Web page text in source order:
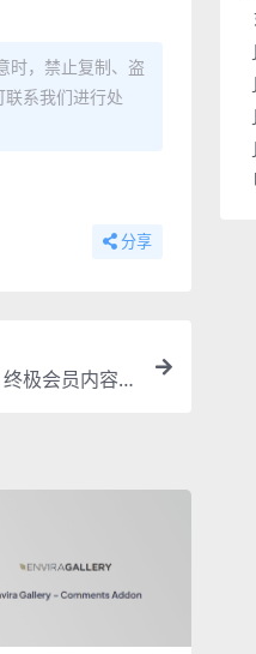
时，禁止复制、盗
系我们进行处
分享
极会员内容